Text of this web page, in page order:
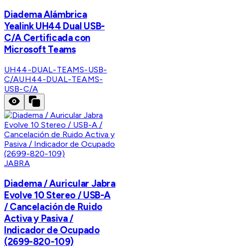
Diadema Alámbrica
Yealink UH44 Dual USB-
C/A Certificada con
Microsoft Teams
UH44-DUAL-TEAMS-USB-
C/AUH44-DUAL-TEAMS-
USB-C/A
JABRA
Diadema / Auricular Jabra
Evolve 10 Stereo / USB-A
/ Cancelación de Ruido
Activa y Pasiva /
Indicador de Ocupado
(2699-820-109)